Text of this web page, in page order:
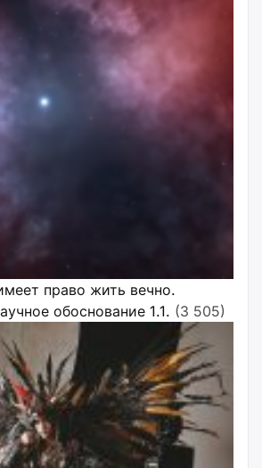
право жить вечно.
обоснование 1.1. (3 505)